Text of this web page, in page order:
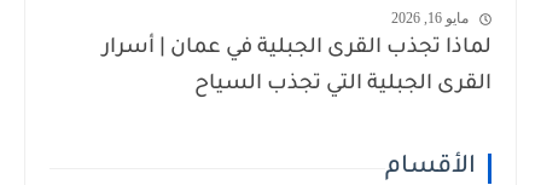
مايو 16, 2026
لماذا تجذب القرى الجبلية في عمان | أسرار
القرى الجبلية التي تجذب السياح
الأقسام